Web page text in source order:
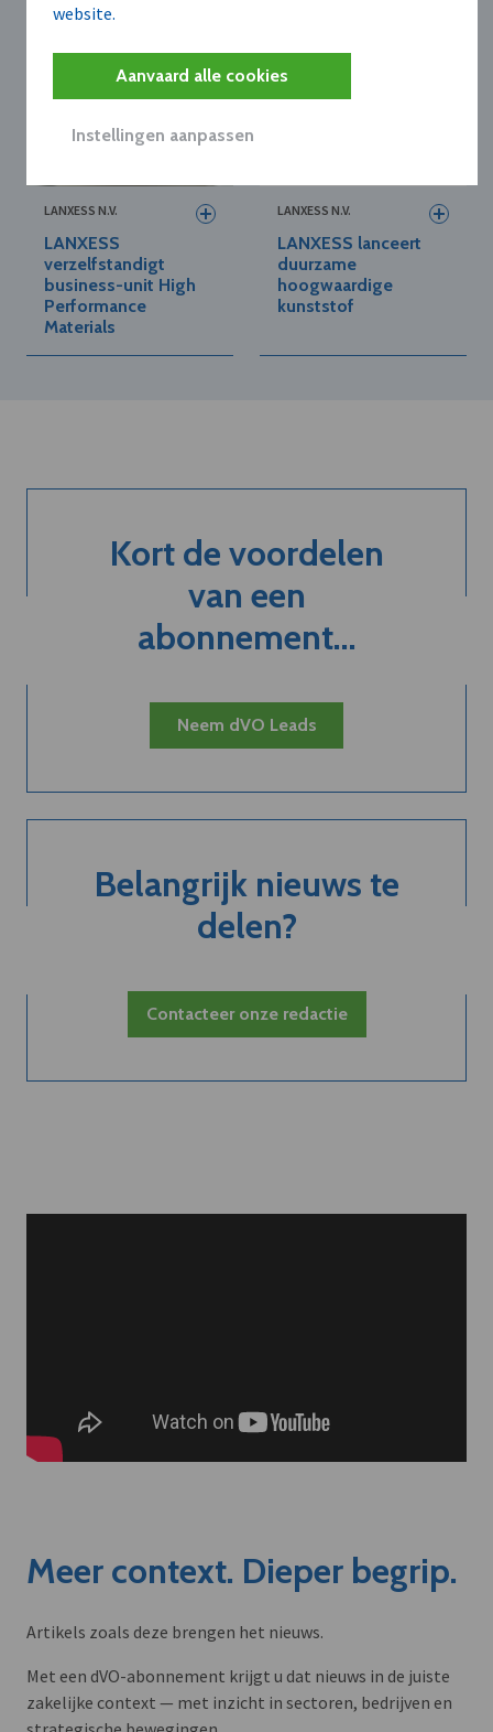
website.
Aanvaard alle cookies
Instellingen aanpassen
LANXESS N.V.
LANXESS
verzelfstandigt
business-unit High
Performance
Materials
LANXESS N.V.
LANXESS lanceert
duurzame
hoogwaardige
kunststof
Kort de voordelen
van een
abonnement...
Neem dVO Leads
Belangrijk nieuws te
delen?
Contacteer onze redactie
Meer context. Dieper begrip.
Artikels zoals deze brengen het nieuws.
Met een dVO-abonnement krijgt u dat nieuws in de juiste
zakelijke context — met inzicht in sectoren, bedrijven en